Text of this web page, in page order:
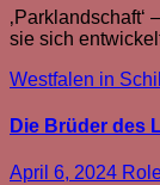
sie sich
Westfalen in
Die Brüder des
April 6, 2024